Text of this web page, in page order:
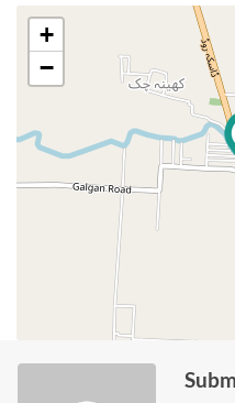
+
−